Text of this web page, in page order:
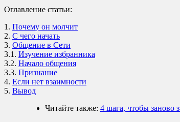
Оглавление статьи:
1. Почему он молчит
2. С чего начать
3. Общение в Сети
3.1. Изучение избранника
3.2. Начало общения
3.3. Признание
4. Если нет взаимности
5. Вывод
Читайте также: 4 шага, чтобы заново